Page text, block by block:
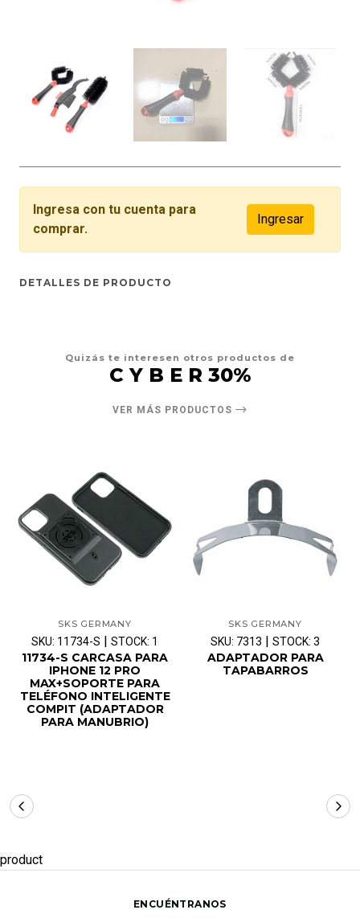
Ingresa con tu cuenta para
comprar.
Ingresar
DETALLES DE PRODUCTO
Quizás te interesen otros productos de
C Y B E R 30%
VER MÁS PRODUCTOS
SKS GERMANY
SKU: 11734-S STOCK: 1
11734-S CARCASA PARA
IPHONE 12 PRO
MAX+SOPORTE PARA
TELÉFONO INTELIGENTE
COMPIT (ADAPTADOR
PARA MANUBRIO)
SKS GERMANY
SKU: 7313 STOCK: 3
ADAPTADOR PARA
TAPABARROS
product
ENCUÉNTRANOS